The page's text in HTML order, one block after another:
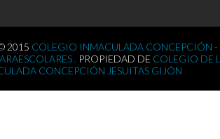
2015 COLEGIO INMACULADA CONCEPCIÓN -
. PROPIEDAD DE COLEGIO DE
CONCEPCIÓN JESUITAS GIJÓN